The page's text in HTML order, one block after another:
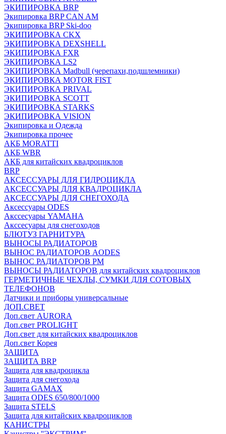
ЭКИПИРОВКА BRP
Экипировка BRP CAN AM
Экипировка BRP Ski-doo
ЭКИПИРОВКА CKX
ЭКИПИРОВКА DEXSHELL
ЭКИПИРОВКА FXR
ЭКИПИРОВКА LS2
ЭКИПИРОВКА Madbull (черепахи,подшлемники)
ЭКИПИРОВКА MOTOR FIST
ЭКИПИРОВКА PRIVAL
ЭКИПИРОВКА SCOTT
ЭКИПИРОВКА STARKS
ЭКИПИРОВКА VISION
Экипировка и Одежда
Экипировка прочее
АКБ MORATTI
АКБ WBR
АКБ для китайских квадроциклов
BRP
АКСЕССУАРЫ ДЛЯ ГИДРОЦИКЛА
АКСЕССУАРЫ ДЛЯ КВАДРОЦИКЛА
АКСЕССУАРЫ ДЛЯ СНЕГОХОДА
Аксессуары ODES
Акссесуары YAMAHA
Акссесуары для снегоходов
БЛЮТУЗ ГАРНИТУРА
ВЫНОСЫ РАДИАТОРОВ
ВЫНОС РАДИАТОРОВ AODES
ВЫНОС РАДИАТОРОВ РМ
ВЫНОСЫ РАДИАТОРОВ для китайских квадроциклов
ГЕРМЕТИЧНЫЕ ЧЕХЛЫ, СУМКИ ДЛЯ СОТОВЫХ
ТЕЛЕФОНОВ
Датчики и приборы универсальные
ДОП.СВЕТ
Доп.свет AURORA
Доп.свет PROLIGHT
Доп.свет для китайских квадроциклов
Доп.свет Корея
ЗАЩИТА
ЗАЩИТА BRP
Защита для квадроцикла
Защита для снегохода
Защита GAMAX
Защита ODES 650/800/1000
Защита STELS
Защита для китайских квадроциклов
КАНИСТРЫ